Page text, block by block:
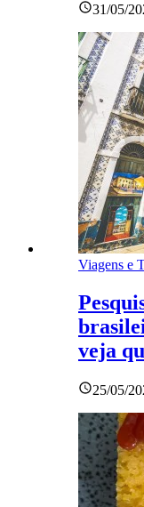
31/05/
Viagens e
veja
25/05/